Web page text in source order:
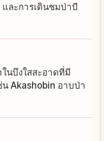
ละการเดินชมป่าบี
นบึงใสสะอาดที่มี
Akashobin อาบป่า